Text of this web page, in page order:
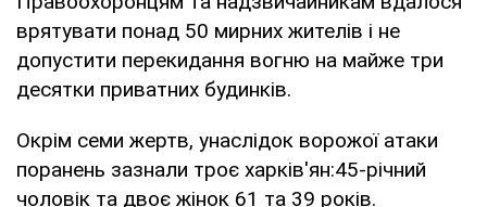
врятувати понад 50 мирних жителів і не
допустити перекидання вогню на майже три
десятки приватних будинків.
Окрім семи жертв, унаслідок ворожої атаки
поранень зазнали троє харків'ян:45-річний
чоловік та двоє жінок 61 та 39 років.